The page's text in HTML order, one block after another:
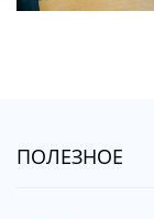
ПОЛЕЗНОЕ